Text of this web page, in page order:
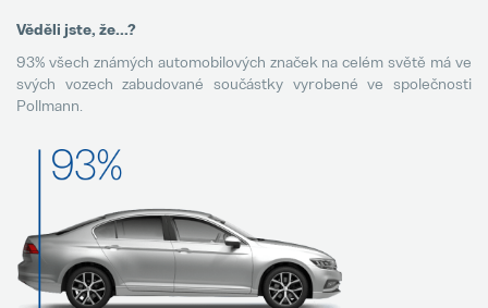
Věděli jste, že...?
93% všech známých automobilových značek na celém světě má ve
svých vozech zabudované součástky vyrobené ve společnosti
Pollmann.